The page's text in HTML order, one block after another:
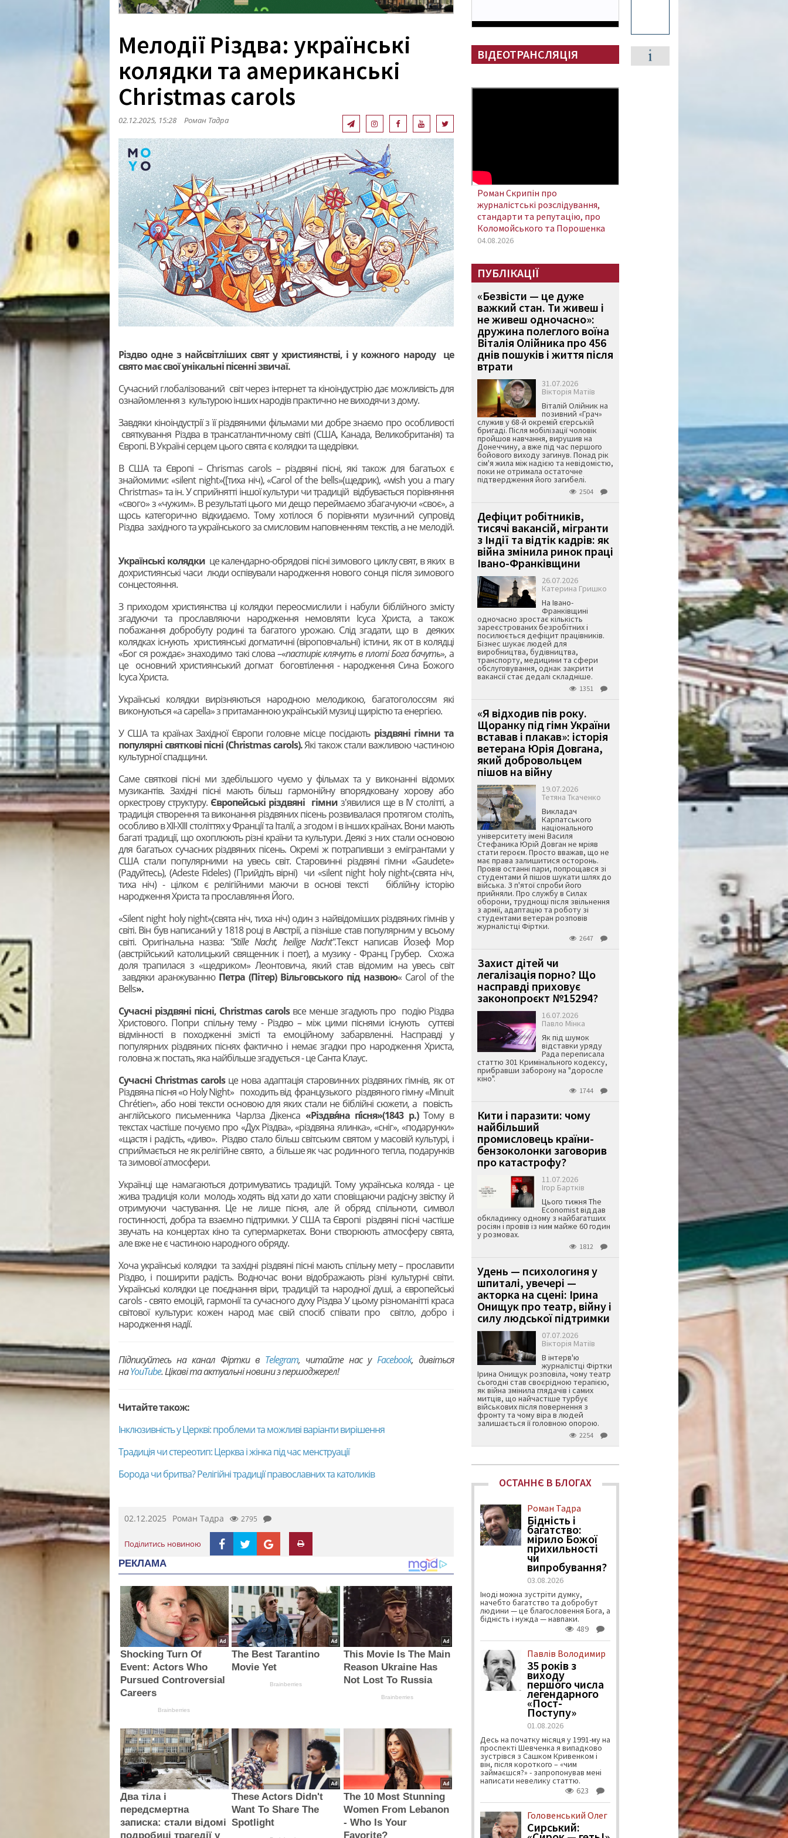
Мелодії Різдва: українські
колядки та американські
Christmas carols
02.12.2025, 15:28 Роман Тадра
Різдво одне з найсвітліших свят у християнстві, і у кожного народу це
свято має свої унікальні пісенні звичаї.
Сучасний глобалізований світ через інтернет та кіноіндустрію дає можливість для
ознайомлення з культурою інших народів практично не виходячи з дому.
Завдяки кіноіндустрії з її різдвяними фільмами ми добре знаємо про особливості
святкування Різдва в трансатлантичному світі (США, Канада, Великобританія) та
Європі. В Україні серцем цього свята є колядки та щедрівки.
В США та Європі – Chrismas carols – різдвяні пісні, які також для багатьох є
знайомими: «silent night»([тиха ніч), «Carol of the bells»(щедрик), «wish you a mary
Christmas» та ін. У сприйнятті іншої культури чи традицій відбувається порівняння
«свого» з «чужим». В результаті цього ми дещо переймаємо збагачуючи «своє», а
щось категорично відкидаємо. Тому хотілося б порівняти музичний супровід
Різдва західного та українського за смисловим наповненням текстів, а не мелодій.
Українські колядкице календарно-обрядові пісні зимового циклу свят, в яких в
дохристиянські часи люди оспівували народження нового сонця після зимового
сонцестояння.
З приходом християнства ці колядки переосмислили і набули біблійного змісту
згадуючи та прославляючи народження немовляти Ісуса Христа, а також
побажання добробуту родині та багатого урожаю. Слід згадати, що в деяких
колядках існують християнські догматичні (віроповчальні) істини, як от в колядці
«Бог ся рождає» знаходимо такі слова –«пастиріє клячуть в плоті Бога бачуть», а
це основний християнський догмат боговтілення - народження Сина Божого
Ісуса Христа.
Українські колядки вирізняються народною мелодикою, багатоголоссям які
виконуються «a capella» з притаманною українській музиці щирістю та енергією.
У США та країнах Західної Європи головне місце посідають різдвяні гімни та
популярні святкові пісні (Christmascarols).Які також стали важливою частиною
культурної спадщини.
Саме святкові пісні ми здебільшого чуємо у фільмах та у виконанні відомих
музикантів. Західні пісні мають більш гармонійну впорядковану хорову або
оркестрову структуру. Європейські різдвяні гімни з'явилися ще в IV столітті, а
традиція створення та виконання різдвяних пісень розвивалася протягом століть,
особливо в XII-XIII століттях у Франції та Італії, а згодом і в інших країнах. Вони мають
багаті традиції, що охоплюють різні країни та культури. Деякі з них стали основою
для багатьох сучасних різдвяних пісень. Окремі ж потрапивши з емігрантами у
США стали популярними на увесь світ. Старовинні різдвяні гімни «Gaudete»
(Радуйтесь), (Adeste Fideles) (Прийдіть вірні) чи «silent night holy night»(свята ніч,
тиха ніч) - цілком є релігійними маючи в основі тексті біблійну історію
народження Христа та прославляння Його.
«Silent night holy night»(свята ніч, тиха ніч) один з найвідоміших різдвяних гімнів у
світі. Він був написаний у 1818 році в Австрії, а пізніше став популярним у всьому
світі. Оригінальна назва: "Stille Nacht, heilige Nacht".Текст написав Йозеф Мор
(австрійський католицький священник і поет), а музику - Франц Грубер. Схожа
доля трапилася з «щедриком» Леонтовича, який став відомим на увесь світ
завдяки аранжуваннюПетра (Пітер) Вільговського під назвою« Carol of the
Bells».
Сучасні різдвяні пісні, Christmas carolsвсе менше згадують про подію Різдва
Христового. Попри спільну тему - Різдво – між цими піснями існують суттєві
відмінності в походженні змісті та емоційному забарвленні. Насправді у
популярних різдвяних піснях фактично і немає згадки про народження Христа,
головна ж постать, яка найбільше згадується - це Санта Клаус.
Сучасні Christmas carolsце нова адаптація старовинних різдвяних гімнів, як от
Різдвяна пісня «o Holy Night» походить від французького різдвяного гімну «Minuit
Chrétien», або нові тексти основою для яких стали не біблійні сюжети, а повість
англійського письменника Чарлза Дікенса «Різдвя́на пі́сня»(1843 р.)Тому в
текстах частіше почуємо про «Дух Різдва», «різдвяна ялинка», «сніг», «подарунки»
«щастя і радість, «диво». Різдво стало більш світським святом у масовій культурі, і
сприймається не як релігійне свято, а більше як час родинного тепла, подарунків
та зимової атмосфери.
Українці ще намагаються дотримуватись традицій. Тому українська коляда - це
жива традиція коли молодь ходять від хати до хати сповіщаючи радісну звістку й
отримуючи частування. Це не лише пісня, але й обряд спільноти, символ
гостинності, добра та взаємно підтримки. У США та Європі різдвяні пісні частіше
звучать на концертах кіно та супермаркетах. Вони створюють атмосферу свята,
але вже не є частиною народного обряду.
Хоча українські колядки та західні різдвяні пісні мають спільну мету – прославити
Різдво, і поширити радість. Водночас вони відображають різні культурні світи.
Українські колядки це поєднання віри, традицій та народної душі, а європейські
carols - свято емоцій, гармонії та сучасного духу Різдва У цьому різноманітті краса
світової культури: кожен народ має свій спосіб співати про світло, добро і
народження надії.
Підписуйтесь на канал Фіртки в Telegram, читайте нас у Facebook, дивіться
наYouTubе. Цікаві та актуальні новини з першоджерел!
Читайте також:
Інклюзивність у Церкві: проблеми та можливі варіанти вирішення
Традиція чи стереотип: Церква і жінка під час менструації
Борода чи бритва? Релігійні традиції православних та католиків
02.12.2025 Роман Тадра 2795
Поділитись новиною
РЕКЛАМА
Shocking Turn Of
Event: Actors Who
Pursued Controversial
Careers
Brainberries
The Best Tarantino
Movie Yet
Brainberries
This Movie Is The Main
Reason Ukraine Has
Not Lost To Russia
Brainberries
Два тіла і
передсмертна
записка: стали відомі
подробиці трагедії у
These Actors Didn't
Want To Share The
Spotlight
The 10 Most Stunning
Women From Lebanon
- Who Is Your
Favorite?
ВІДЕОТРАНСЛЯЦІЯ
Роман Скрипін про
журналістські розслідування,
стандарти та репутацію, про
Коломойського та Порошенка
04.08.2026
ПУБЛІКАЦІЇ
«Безвісти — це дуже
важкий стан. Ти живеш і
не живеш одночасно»:
дружина полеглого воїна
Віталія Олійника про 456
днів пошуків і життя після
втрати
31.07.2026
Вікторія Матіїв
Віталій Олійник на
позивний «Грач»
служив у 68-й окремій єгерській
бригаді. Після мобілізації чоловік
пройшов навчання, вирушив на
Донеччину, а вже під час першого
бойового виходу загинув. Понад рік
сім'я жила між надією та невідомістю,
поки не отримала остаточне
підтвердження його загибелі.
2504
Дефіцит робітників,
тисячі вакансій, мігранти
з Індії та відтік кадрів: як
війна змінила ринок праці
Івано-Франківщини
26.07.2026
Катерина Гришко
На Івано-
Франківщині
одночасно зростає кількість
зареєстрованих безробітних і
посилюється дефіцит працівників.
Бізнес шукає людей для
виробництва, будівництва,
транспорту, медицини та сфери
обслуговування, однак закрити
вакансії стає дедалі складніше.
1351
«Я відходив пів року.
Щоранку під гімн України
вставав і плакав»: історія
ветерана Юрія Довгана,
який добровольцем
пішов на війну
19.07.2026
Тетяна Ткаченко
Викладач
Карпатського
національного
університету імені Василя
Стефаника Юрій Довган не мріяв
стати героєм. Просто вважав, що не
має права залишитися осторонь.
Провів останні пари, попрощався зі
студентами й пішов шукати шлях до
війська. З п'ятої спроби його
прийняли. Про службу в Силах
оборони, труднощі після звільнення
з армії, адаптацію та роботу зі
студентами ветеран розповів
журналістці Фіртки.
2647
Захист дітей чи
легалізація порно? Що
насправді приховує
законопроєкт №15294?
16.07.2026
Павло Мінка
Як під шумок
відставки уряду
Рада переписала
статтю 301 Кримінального кодексу,
прибравши заборону на "доросле
кіно".
1744
Кити і паразити: чому
найбільший
промисловець країни-
бензоколонки заговорив
про катастрофу?
11.07.2026
Ігор Бартків
Цього тижня The
Economist віддав
обкладинку одному з найбагатших
росіян і провів із ним майже 60 годин
у розмовах.
1812
Удень — психологиня у
шпиталі, увечері —
акторка на сцені: Ірина
Онищук про театр, війну і
силу людської підтримки
07.07.2026
Вікторія Матіїв
В інтерв'ю
журналістці Фіртки
Ірина Онищук розповіла, чому театр
сьогодні став своєрідною терапією,
як війна змінила глядачів і самих
митців, що найчастіше турбує
військових після повернення з
фронту та чому віра в людей
залишається її головною опорою.
2254
ОСТАННЄ В БЛОГАХ
Роман Тадра
Бідність і
багатство:
мірило Божої
прихильності
чи
випробування?
03.08.2026
Іноді можна зустріти думку,
начебто багатство та добробут
людини — це благословення Бога, а
бідність і нужда — навпаки.
489
Павлів Володимир
35 років з
виходу
першого числа
легендарного
«Пост-
Поступу»
01.08.2026
Десь на початку місяця у 1991-му на
проспекті Шевченка я випадково
зустрівся з Сашком Кривенком і
він, після короткого – «чим
займаєшся?» - запропонував мені
написати невелику статтю.
623
Головенський Олег
Сирський: